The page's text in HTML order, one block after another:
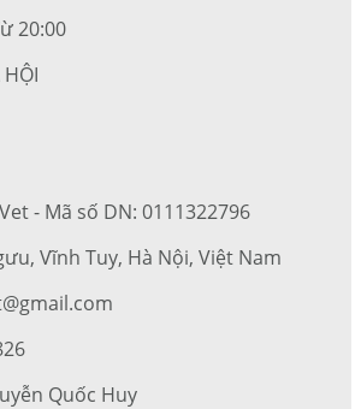
20:00
HỘI
- Mã số DN: 0111322796
Vĩnh Tuy, Hà Nội, Việt Nam
Quốc Huy